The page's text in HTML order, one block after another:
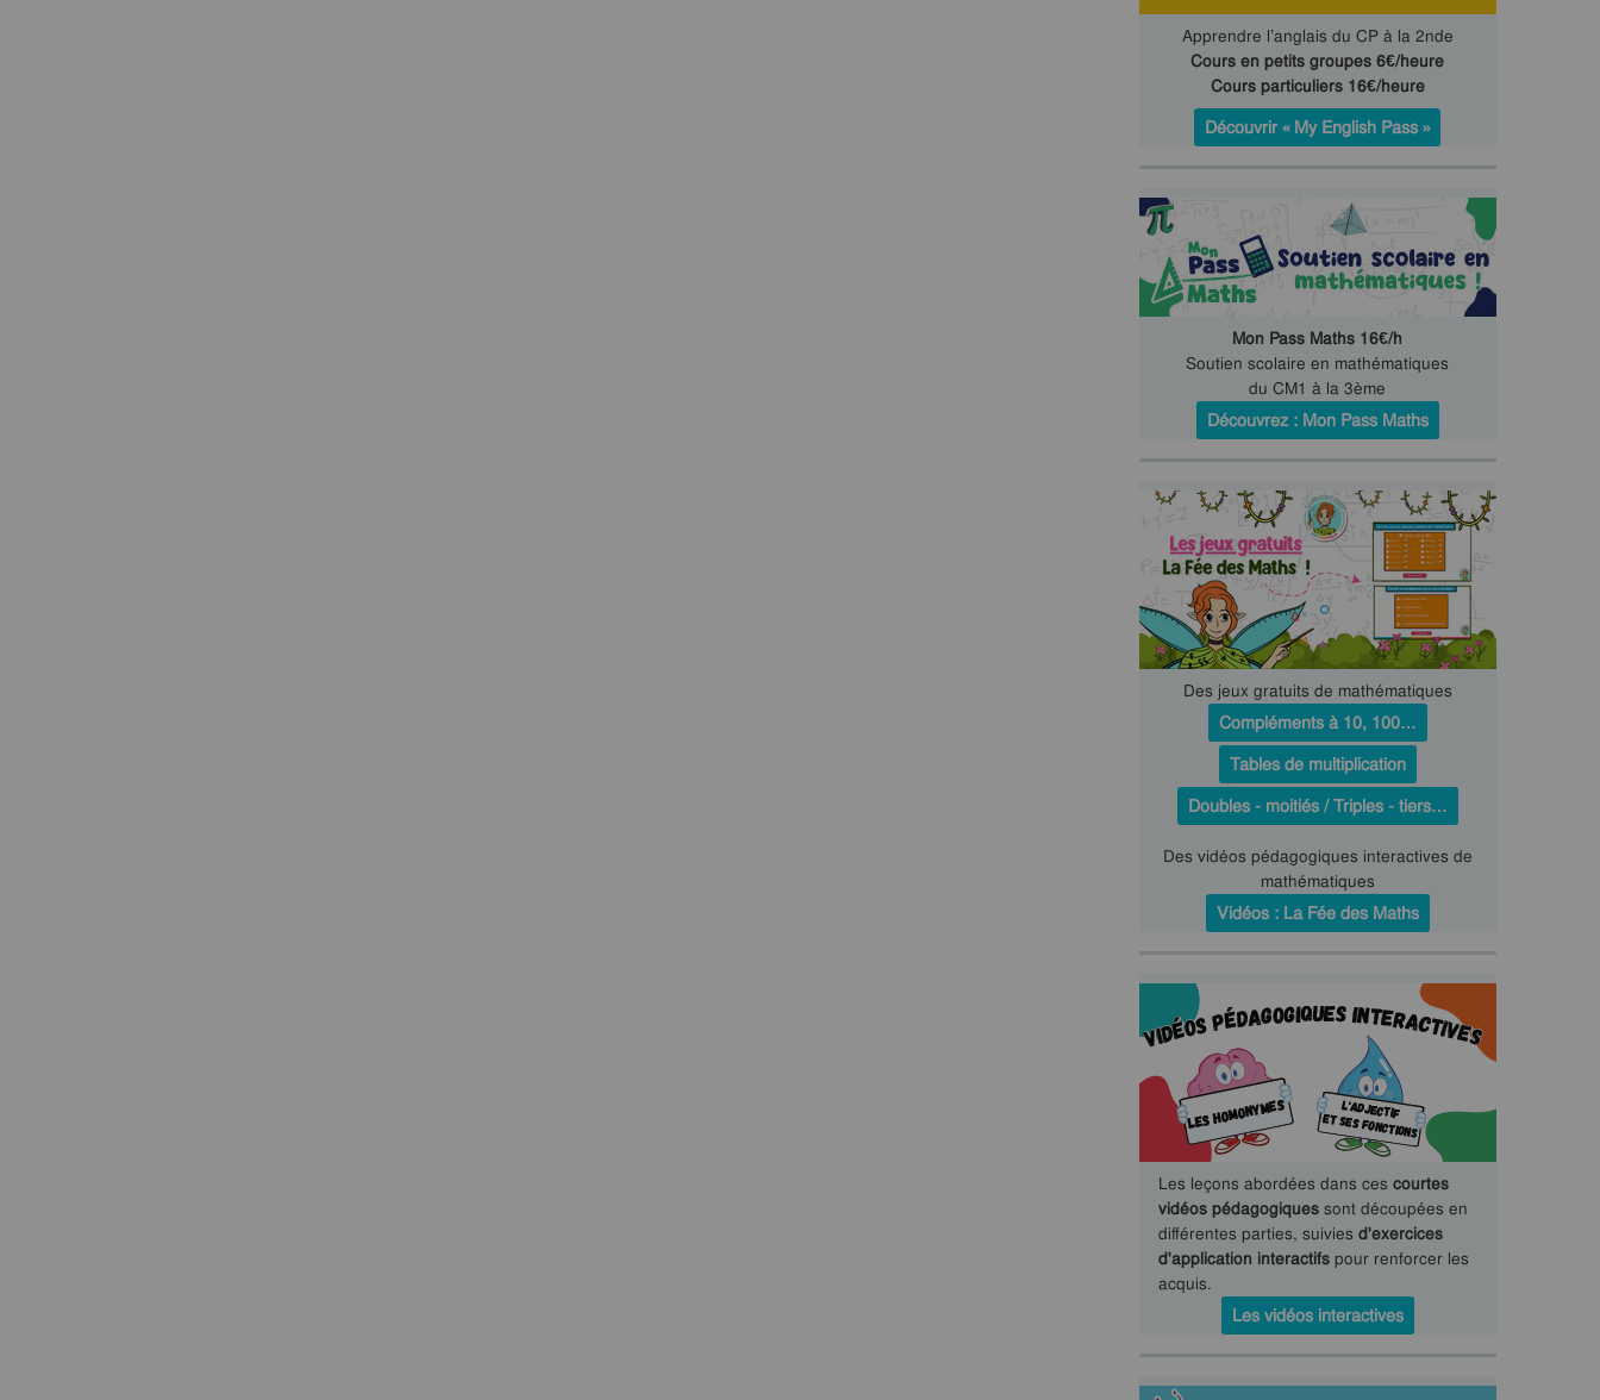
Apprendre l’anglais du CP à la 2nde
Cours en petits groupes 6€/heure
Cours particuliers 16€/heure
Découvrir « My English Pass »
Mon Pass Maths 16€/h
Soutien scolaire en mathématiques
du CM1 à la 3ème
Découvrez : Mon Pass Maths
Des jeux gratuits de mathématiques
Compléments à 10, 100…
Tables de multiplication
Doubles - moitiés / Triples - tiers…
Des vidéos pédagogiques interactives de
mathématiques
Vidéos : La Fée des Maths
Les leçons abordées dans ces courtes
vidéos pédagogiquessont découpées en
différentes parties, suivies d'exercices
d'application interactifspour renforcer les
acquis.
Les vidéos interactives